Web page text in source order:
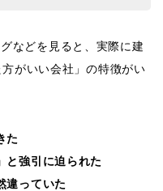
などを見ると、実際に建
がいい会社」の特徴がい
た
と強引に迫られた
違っていた